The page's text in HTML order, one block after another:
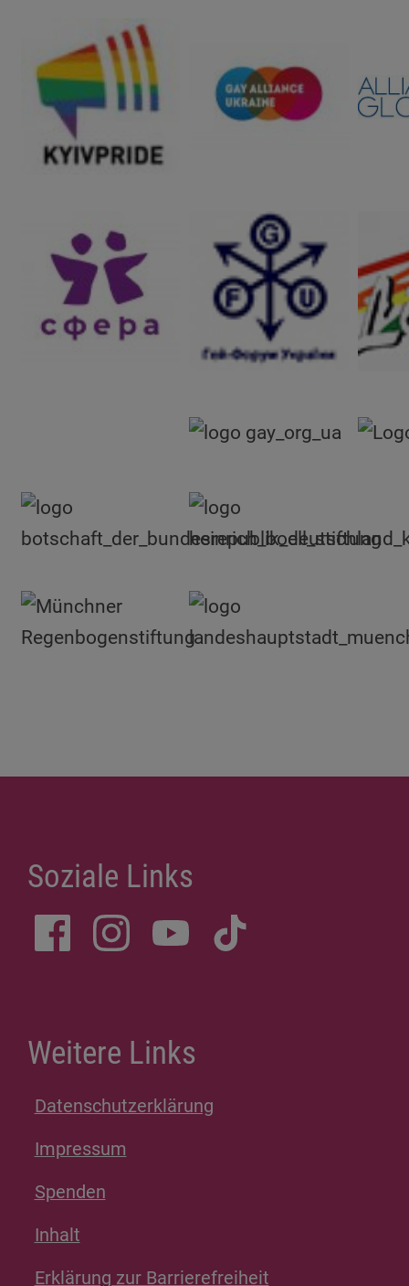
Soziale Links
Weitere Links
Datenschutzerklärung
Impressum
Spenden
Inhalt
Erklärung zur Barrierefreiheit